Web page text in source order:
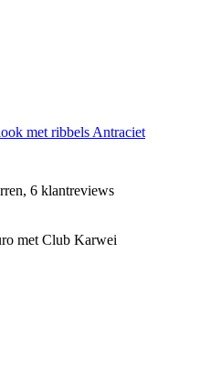
met ribbels Antraciet
6 klantreviews
met Club Karwei